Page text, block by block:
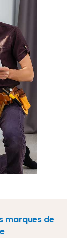
marques de